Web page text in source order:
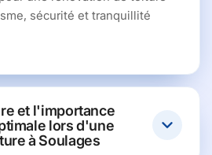
sécurité et tranquillité
et l'importance
lors d'une
à Soulages